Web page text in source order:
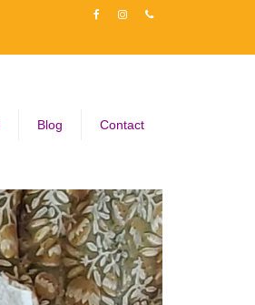
Blog Contact